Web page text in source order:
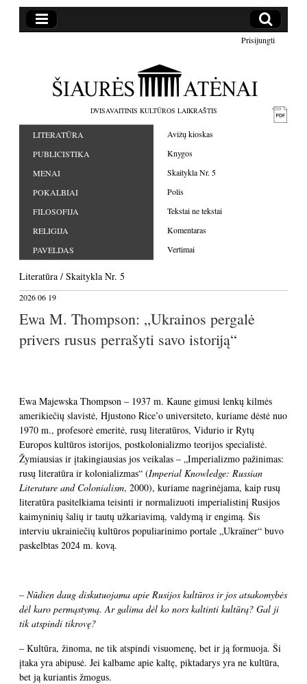
Prisijungti
DVISAVAITINIS KULTŪROS LAIKRAŠTIS
LITERATŪRA
PUBLICISTIKA
MENAI
POKALBIAI
FILOSOFIJA
RELIGIJA
PAVELDAS
Avižų kioskas
Knygos
Skaitykla Nr. 5
Polis
Tekstai ne tekstai
Komentaras
Vertimai
Literatūra / Skaitykla Nr. 5
2026 06 19
Ewa M. Thompson: „Ukrainos pergalė
privers rusus perrašyti savo istoriją“
Ewa Majewska Thompson – 1937 m. Kaune gimusi lenkų kilmės
amerikiečių slavistė, Hjustono Rice’o universiteto, kuriame dėstė nuo
1970 m., profesorė emeritė, rusų literatūros, Vidurio ir Rytų
Europos kultūros istorijos, postkolonializmo teorijos specialistė.
Žymiausias ir įtakingiausias jos veikalas – „Imperializmo pažinimas:
rusų literatūra ir kolonializmas“ (Imperial Knowledge: Russian
Literature and Colonialism, 2000), kuriame nagrinėjama, kaip rusų
literatūra pasitelkiama teisinti ir normalizuoti imperialistinį Rusijos
kaimyninių šalių ir tautų užkariavimą, valdymą ir engimą. Šis
interviu ukrainiečių kultūros populiarinimo portale „Ukraїner“ buvo
paskelbtas 2024 m. kovą.
– Nūdien daug diskutuojama apie Rusijos kultūros ir jos atsakomybės
dėl karo permąstymą. Ar galima dėl ko nors kaltinti kultūrą? Gal ji
tik atspindi tikrovę?
– Kultūra, žinoma, ne tik atspindi visuomenę, bet ir ją formuoja. Ši
įtaka yra abipusė. Jei kalbame apie kaltę, piktadarys yra ne kultūra,
bet ją kuriantis žmogus.